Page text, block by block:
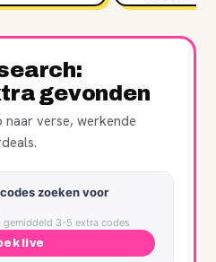
gevonden
verse, werkende
zoeken voor
gemiddeld 3-5 extra codes
live